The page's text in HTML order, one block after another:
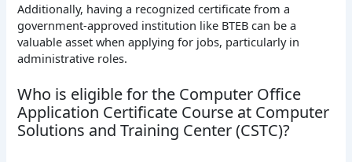
Additionally, having a recognized certificate from a
government-approved institution like BTEB can be a
valuable asset when applying for jobs, particularly in
administrative roles.
Who is eligible for the Computer Office
Application Certificate Course at Computer
Solutions and Training Center (CSTC)?